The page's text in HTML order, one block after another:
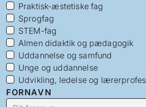
Praktisk-æstetiske fag
Sprogfag
STEM-fag
Almen didaktik og pædagogik
Uddannelse og samfund
Unge og uddannelse
Udvikling, ledelse og
FORNAVN